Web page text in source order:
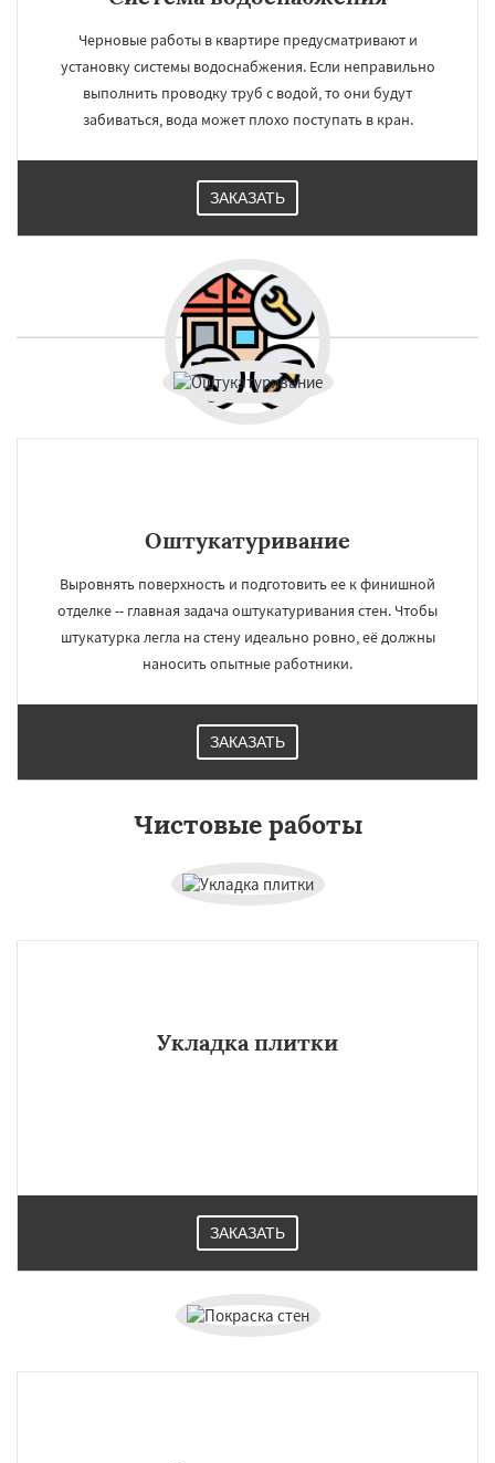
Черновые работы в квартире предусматривают и
установку системы водоснабжения. Если неправильно
выполнить проводку труб с водой, то они будут
забиваться, вода может плохо поступать в кран.
ЗАКАЗАТЬ
Оштукатуривание
Выровнять поверхность и подготовить ее к финишной
отделке -- главная задача оштукатуривания стен. Чтобы
штукатурка легла на стену идеально ровно, её должны
наносить опытные работники.
ЗАКАЗАТЬ
Чистовые работы
Укладка плитки
ЗАКАЗАТЬ